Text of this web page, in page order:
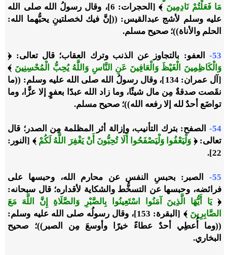
مَا فَعَلْتُمْ نَادِمِينَ
﴾ [الحجرات: 6]، وقال رسولُ الله صلى الله
عليه وسلم لأشج عبدالقيس: ((إنَّ فيك لخصلتينِ يحبُّهما الله:
الحلم والأناة))؛ صحيح مسلم.
53-
العفو: بالتجاوز عن الذنب وترك العقاب؛ قال تعالى: ﴿
وَالْكَاظِمِينَ الْغَيْظَ وَالْعَافِينَ عَنِ النَّاسِ وَاللَّهُ يُحِبُّ الْمُحْسِنِينَ ﴾
[آل عمران: 134]، وقال رسولُ الله صلى الله عليه وسلم: ((ما
نقَصت صدقةٌ مِن مال شيئًا، وما زاد الله عبدًا بعفوٍ إلا عزًّا، وما
تواضَع أحدٌ لله إلا رفعه الله))؛ صحيح مسلم.
54-
الصفح: بترك التأنيب، وإزالة أثر المظلمة مِن الصدر؛ قال
تعالى: ﴿ وَلْيَعْفُوا وَلْيَصْفَحُوا أَلَا تُحِبُّونَ أَنْ يَغْفِرَ اللَّهُ لَكُمْ ﴾ [النور:
22].
55-
الصبر: بحبسِ النفس عن محارم الله، وحبسها على
فرائضه، وحبسها عن التسخُّط والشكاية لأقداره؛ قال سبحانه:
﴿يَا أَيُّهَا الَّذِينَ آمَنُوا اسْتَعِينُوا بِالصَّبْرِ وَالصَّلَاةِ إِنَّ اللَّهَ مَعَ
الصَّابِرِينَ
﴾ [البقرة: 153]، وقال رسولُه صلى الله عليه وسلم:
((وما أُعطِي أحدٌ عطاءً خيرًا وأوسعَ مِن الصبر))؛ صحيح
البخاري.